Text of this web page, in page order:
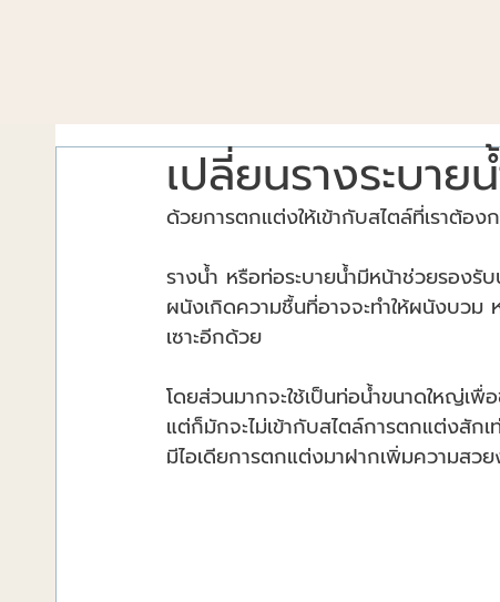
เปลี่ยนรางระบา
ด้วยการตกแต่งให้เข้ากับสไตล์ที่เราต้อง
รางน้ำ หรือท่อระบายน้ำมีหน้าช่วยรอง
ผนังเกิดความชื้นที่อาจจะทำให้ผนังบว
เซาะอีกด้วย
โดยส่วนมากจะใช้เป็นท่อน้ำขนาดใหญ่เพื่
แต่ก็มักจะไม่เข้ากับสไตล์การตกแต่งสัก
มีไอเดียการตกแต่งมาฝากเพิ่มความสว